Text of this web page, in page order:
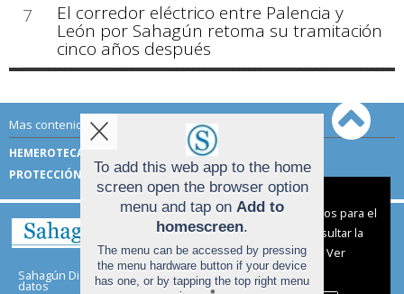
7
El corredor eléctrico entre Palencia y
León por Sahagún retoma su tramitación
cinco años después
Mas contenido de Sahagún Digital:
HEMEROTECA
TÉRMINOS DE USO
PROTECCIÓN DE DATOS
Sahagún Digital | Términos de uso|Protección de
datos
To add this web app to the home
screen open the browser option
menu and tap on Add to
homescreen.
The menu can be accessed by pressing
the menu hardware button if your device
has one, or by tapping the top right menu
Aviso sobre el Uso de cookies:
Utilizamos cookies nuestras y de terceros para el
funcionamiento del digital. Puedes consultar la
lista de cookies y como desconectarlas.
Ver
nuestra Política de Privacidad y Cookies